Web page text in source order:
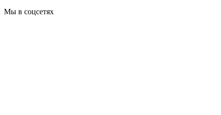
Мы в соцсетях